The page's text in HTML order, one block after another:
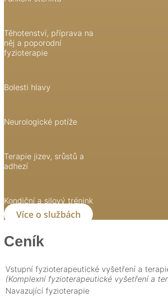
Těhotenství, příprava na
něj a poporodní
fyzioterapie
Bolesti hlavy
Neurologické potíže
Terapie jizev, srůstů a
adhezí
Kondiční a silový trénink
Více o službách
Ceník
Vstupní fyzioterapeutické vyšetření a
(Komplexní fyzioterapeutické vyšetření a
Navazující fyzioterapie